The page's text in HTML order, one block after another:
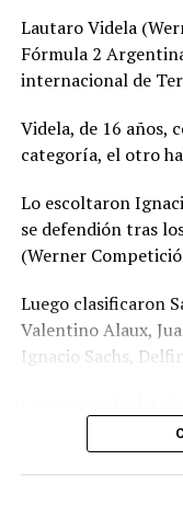
Lautaro Videla
Fórmula 2
internacional de
Videla, de 16 años,
categoría, el otro
Lo escoltaron
se defendión tras
(Werner
Luego clasificaron
Valentino Alaux,
Ignacio Sachs,
Oscar Cabal+en el
junto al Turismo